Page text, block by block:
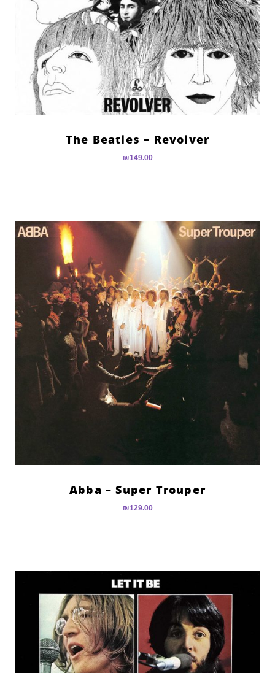
The Beatles – Revolver
₪149.00
Abba – Super Trouper
₪129.00